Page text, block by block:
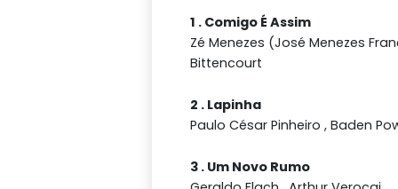
1 . Comigo É Assim
Zé Menezes (José Menezes
Bittencourt
2 . Lapinha
Paulo César Pinheiro , Baden
3 . Um Novo Rumo